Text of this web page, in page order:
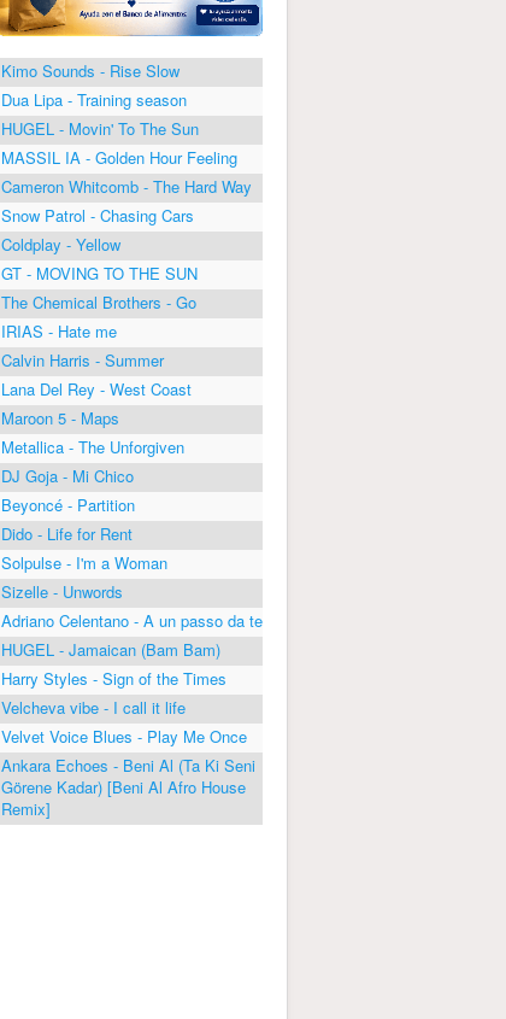
Kimo Sounds - Rise Slow
Dua Lipa - Training season
HUGEL - Movin' To The Sun
MASSIL IA - Golden Hour Feeling
Cameron Whitcomb - The Hard Way
Snow Patrol - Chasing Cars
Coldplay - Yellow
GT - MOVING TO THE SUN
The Chemical Brothers - Go
IRIAS - Hate me
Calvin Harris - Summer
Lana Del Rey - West Coast
Maroon 5 - Maps
Metallica - The Unforgiven
DJ Goja - Mi Chico
Beyoncé - Partition
Dido - Life for Rent
Solpulse - I'm a Woman
Sizelle - Unwords
Adriano Celentano - A un passo da te
HUGEL - Jamaican (Bam Bam)
Harry Styles - Sign of the Times
Velcheva vibe - I call it life
Velvet Voice Blues - Play Me Once
Ankara Echoes - Beni Al (Ta Ki Seni
Görene Kadar) [Beni Al Afro House
Remix]